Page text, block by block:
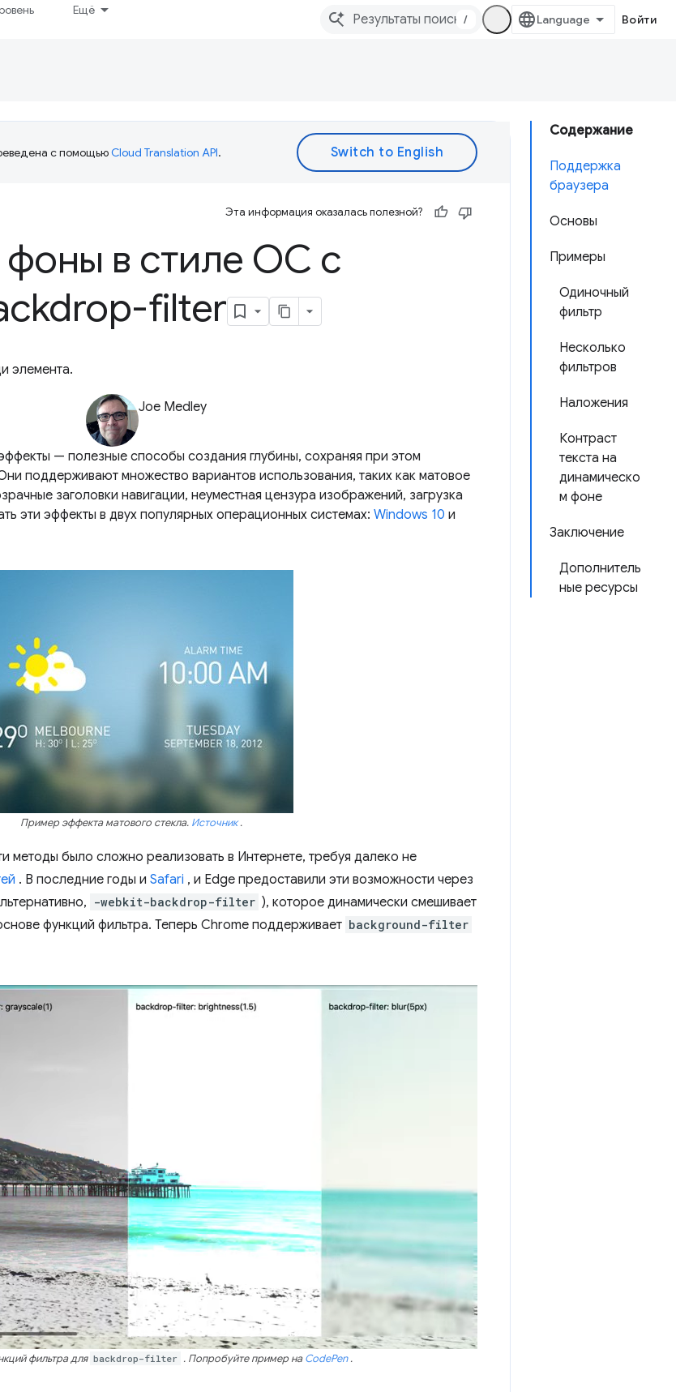
Ещё
/ Войти
Содержание
Поддержка
браузера
Основы
Примеры
Одиночный
фильтр
Несколько
фильтров
Наложения
Контраст
текста на
динамическо
м фоне
Заключение
Дополнитель
ные ресурсы
с помощьюCloud Translation API.
Эта информация оказалась полезной?
фоны в стиле ОС с
filter
элемента.
Joe Medley
— полезные способы создания глубины, сохраняя при этом
поддерживают множество вариантов использования, таких как матовое
заголовки навигации, неуместная цензура изображений, загрузка
эти эффекты в двух популярных операционных системах: Windows 10 и
Пример эффекта матового стекла. Источник.
методы было сложно реализовать в Интернете, требуя далеко не
. В последние годы и Safari , и Edge предоставили эти возможности через
-webkit-backdrop-filter ), которое динамически смешивает
функций фильтра. Теперь Chrome поддерживает background-filter
фильтра для backdrop-filter . Попробуйте пример наCodePen.